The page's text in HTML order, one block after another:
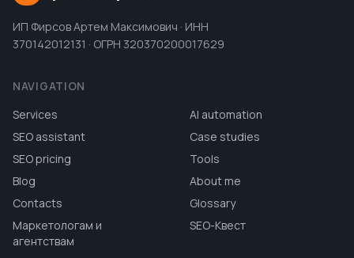
ИП Фирсов Артем Максимович · ИНН
370142012131 · ОГРН 320370200017629
NAVIGATION
Services
AI automation
SEO assistant
Case studies
SEO pricing
Tools
Blog
About me
Contacts
Glossary
Маркетологам и
агентствам
SEO-Квест